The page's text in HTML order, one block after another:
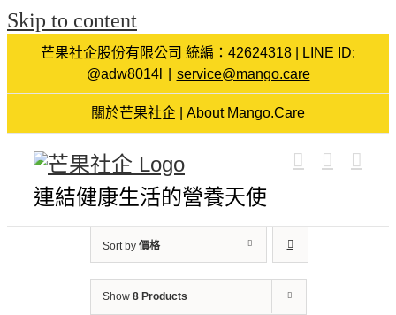
Skip to content
芒果社企股份有限公司 統編：42624318 | LINE ID:
@adw8014l
service@mango.care
關於芒果社企 | About Mango.Care
連結健康生活的營養天使
Sort by 價格
Show 8 Products